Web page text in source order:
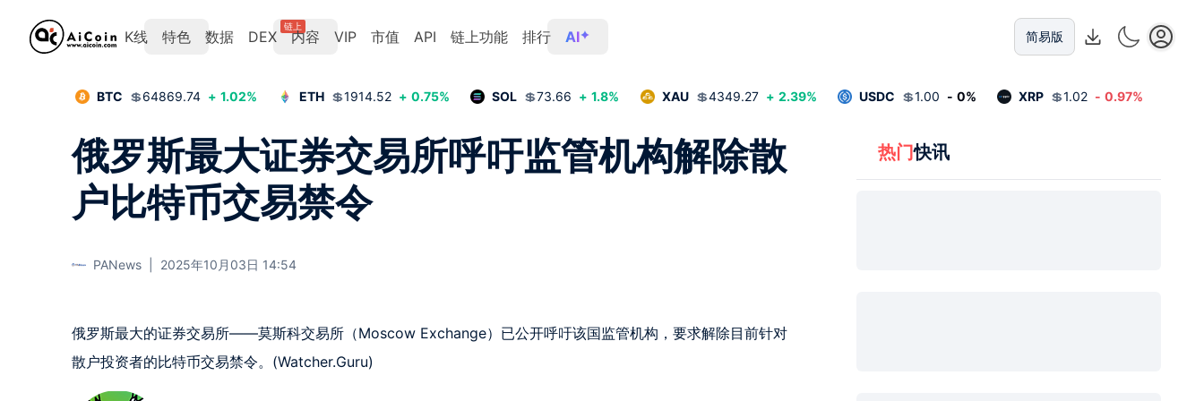
K线 特色 数据 DEX
链上
内容 VIP 市值 API 链上功能 排行 AI 简易版
BTC 💲64869.74 + 1.02% ETH 💲1914.52 + 0.75% SOL 💲73.66 + 1.8% XAU 💲4349.27 + 2.39% USDC 💲1.00 - 0% XRP 💲1.02 - 0.97%
俄罗斯最大证券交易所呼吁监管机构解除散
户比特币交易禁令
PANews 2025年10月03日 14:54
俄罗斯最大的证券交易所——莫斯科交易所（Moscow Exchange）已公开呼吁该国监管机构，要求解除目前针对
散户投资者的比特币交易禁令。(Watcher.Guru)
热门快讯